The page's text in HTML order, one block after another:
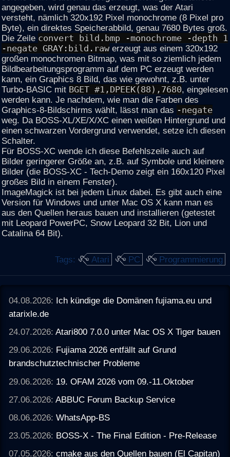
angegeben, wird genau das erzeugt, was der Atari
versteht, nämlich 320x192 Pixel monochrome (8 Pixel pro
Byte), ein direktes Speicherabbild, genau 7680 Bytes groß.
Die Zeile convert bild.bmp -monochrome -depth 1
-negate GRAY:bild.raw erzeugt aus einem 320x192
großen monochromen Bitmap, was mit so ziemlich jedem
Bildbearbeitungsprogramm auf dem PC erzeugt werden
kann, ein Graphics 8 Bild, das wie gewohnt, z.B. unter
Turbo-BASIC mit BGET #1,DPEEK(88),7680, eingelesen
werden kann. Je nachdem, wie man die Farben des
Graphics-8-Bildschirms wählt, lässt man das -negate
weg. Da BOSS-XL/XE/X/XC einen weißen Hintergrund und
einen schwarzen Vordergrund verwendet, setze ich diesen
Schalter.
Für BOSS-XC wende ich diese Befehlszeile auch auf
Bilder geringerer Größe an, z.B. auf Symbole und kleinere
Bilder (die BOSS-XC - Tech-Demo zeigt ein 160x120 Pixel
großes Bild in einem Fenster).
ImageMagick ist bei jedem Linux dabei. Es gibt auch eine
Version für Windows und unter Mac OS X kann man es
aus den Quellen heraus bauen und installieren (getestet
mit Leopard PowerPC, Snow Leopard 32 Bit, Lion und
Catalina 64 Bit).
Tags: Atari PC Programmierung
04.08.2026: Ich kündige die Domänen fujiama.eu und
atarixle.de
24.07.2026:Atari800 7.0.0 unter Mac OS X Tiger bauen
29.06.2026: Fujiama 2026 entfällt auf Grund
brandschutztechnischer Probleme
29.06.2026: 19. OFAM 2026 vom 09.-11.Oktober
27.06.2026:ABBUC Forum Backup Service
08.06.2026:WhatsApp-BS
23.05.2026: BOSS-X - The Final Edition - Pre-Release
07.05.2026:cmake aus den Quellen bauen (El Capitan)